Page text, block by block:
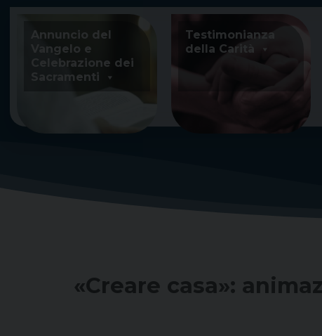
Skip
content
Annuncio del
Vangelo e
Celebrazione dei
Sacramenti
Testimonianza
della Carità
«Creare casa»: